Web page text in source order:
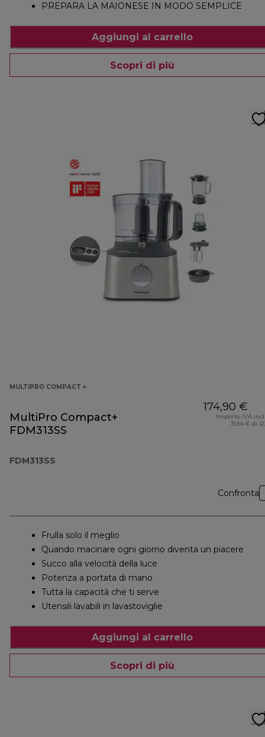
PREPARA LA MAIONESE IN MODO SEMPLICE
Aggiungi al carrello
Scopri di più
MULTIPRO COMPACT +
MultiPro Compact+
FDM313SS
FDM313SS
174,90 €
Importo IVA
31,54 € di
Confronta
Frulla solo il meglio
Quando macinare ogni giorno diventa un piacere
Succo alla velocità della luce
Potenza a portata di mano
Tutta la capacità che ti serve
Utensili lavabili in lavastoviglie
Aggiungi al carrello
Scopri di più